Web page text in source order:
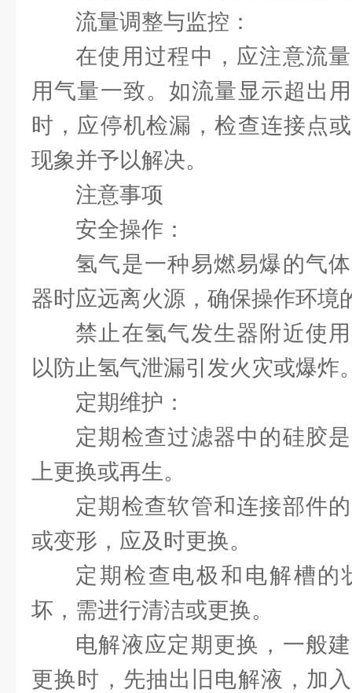
流量调整与监控：
在使用过程中，应注意流
用气量一致。如流量显示超出
时，应停机检漏，检查连接点
现象并予以解决。
注意事项
安全操作：
氢气是一种易燃易爆的气
器时应远离火源，确保操作环境
禁止在氢气发生器附近使
以防止氢气泄漏引发火灾或爆炸
定期维护：
定期检查过滤器中的硅胶
上更换或再生。
定期检查软管和连接部件
或变形，应及时更换。
定期检查电极和电解槽的
坏，需进行清洁或更换。
电解液应定期更换，一般
更换时，先抽出旧电解液，加